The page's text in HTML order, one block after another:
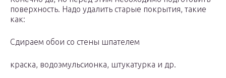
поверхность. Надо удалить старые покрытия, такие
как:
Сдираем обои со стены шпателем
краска, водоэмульсионка, штукатурка и др.